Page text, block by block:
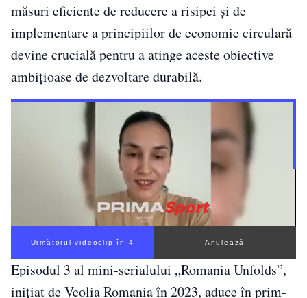
măsuri eficiente de reducere a risipei și de
implementare a principiilor de economie circulară
devine crucială pentru a atinge aceste obiective
ambițioase de dezvoltare durabilă.
Următorul videoclip în 3 Anulează
Episodul 3 al mini-serialului „Romania Unfolds”,
inițiat de Veolia Romania în 2023, aduce în prim-